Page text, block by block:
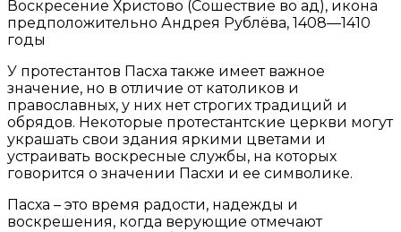
Воскресение Христово (Сошествие во ад), икона
предположительно Андрея Рублёва, 1408—1410
годы
У протестантов Пасха также имеет важное
значение, но в отличие от католиков и
православных, у них нет строгих традиций и
обрядов. Некоторые протестантские церкви могут
украшать свои здания яркими цветами и
устраивать воскресные службы, на которых
говорится о значении Пасхи и ее символике.
Пасха – это время радости, надежды и
воскрешения, когда верующие отмечают